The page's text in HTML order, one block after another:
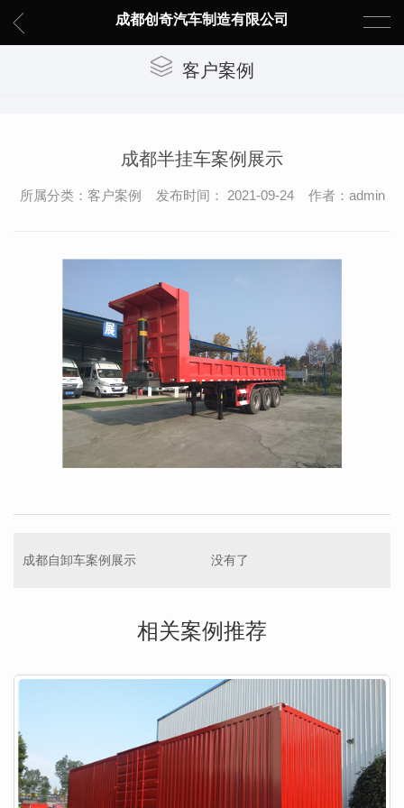
成都创奇汽车制造有限公司
客户案例
成都半挂车案例展示
所属分类：客户案例 发布时间： 2021-09-24 作者：admin
成都自卸车案例展示 没有了
相关案例推荐